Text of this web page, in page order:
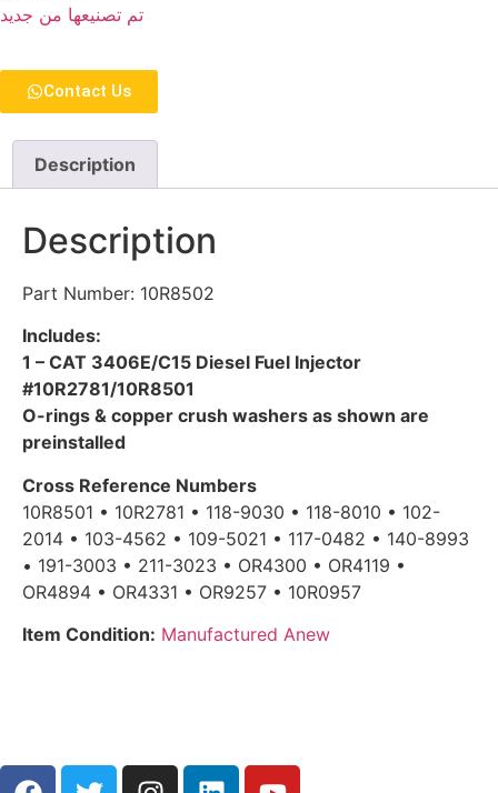
‏تم تصنيعها من جديد‏
Contact Us
Description
Description
Part Number: 10R8502
Includes:
1 – CAT 3406E/C15 Diesel Fuel Injector
#10R2781/10R8501
O-rings & copper crush washers as shown are
preinstalled
Cross Reference Numbers
10R8501 • 10R2781 • 118-9030 • 118-8010 • 102-
2014 • 103-4562 • 109-5021 • 117-0482 • 140-8993
• 191-3003 • 211-3023 • OR4300 • OR4119 •
OR4894 • OR4331 • OR9257 • 10R0957
Item Condition: Manufactured Anew